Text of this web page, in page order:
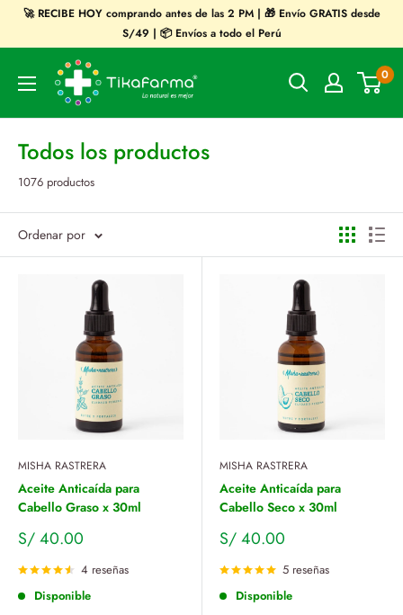
contenido
🚀 RECIBE HOY comprando antes de las 2 PM | 🎁 Envío GRATIS desde
S/49 | 📦 Envíos a todo el Perú
Tikafarma 0
Todos los productos
1076 productos
Ordenar por
MISHA RASTRERA
Aceite Anticaída para
Cabello Graso x 30ml
Precio
de
venta
S/ 40.00
4 reseñas
Disponible
MISHA RASTRERA
Aceite Anticaída para
Cabello Seco x 30ml
Precio
de
venta
S/ 40.00
5 reseñas
Disponible